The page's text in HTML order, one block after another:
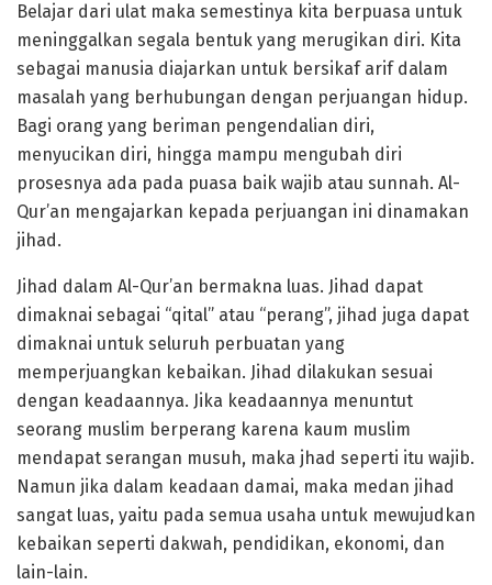
Belajar dari ulat maka semestinya kita berpuasa untuk
meninggalkan segala bentuk yang merugikan diri. Kita
sebagai manusia diajarkan untuk bersikaf arif dalam
masalah yang berhubungan dengan perjuangan hidup.
Bagi orang yang beriman pengendalian diri,
menyucikan diri, hingga mampu mengubah diri
prosesnya ada pada puasa baik wajib atau sunnah. Al-
Qur’an mengajarkan kepada perjuangan ini dinamakan
jihad.
Jihad dalam Al-Qur’an bermakna luas. Jihad dapat
dimaknai sebagai “qital” atau “perang”, jihad juga dapat
dimaknai untuk seluruh perbuatan yang
memperjuangkan kebaikan. Jihad dilakukan sesuai
dengan keadaannya. Jika keadaannya menuntut
seorang muslim berperang karena kaum muslim
mendapat serangan musuh, maka jhad seperti itu wajib.
Namun jika dalam keadaan damai, maka medan jihad
sangat luas, yaitu pada semua usaha untuk mewujudkan
kebaikan seperti dakwah, pendidikan, ekonomi, dan
lain-lain.